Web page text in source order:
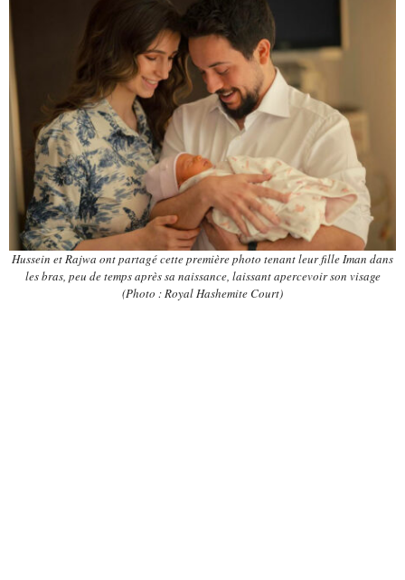
Hussein et Rajwa ont partagé cette première photo tenant leur fille Iman dans
les bras, peu de temps après sa naissance, laissant apercevoir son visage
(Photo : Royal Hashemite Court)